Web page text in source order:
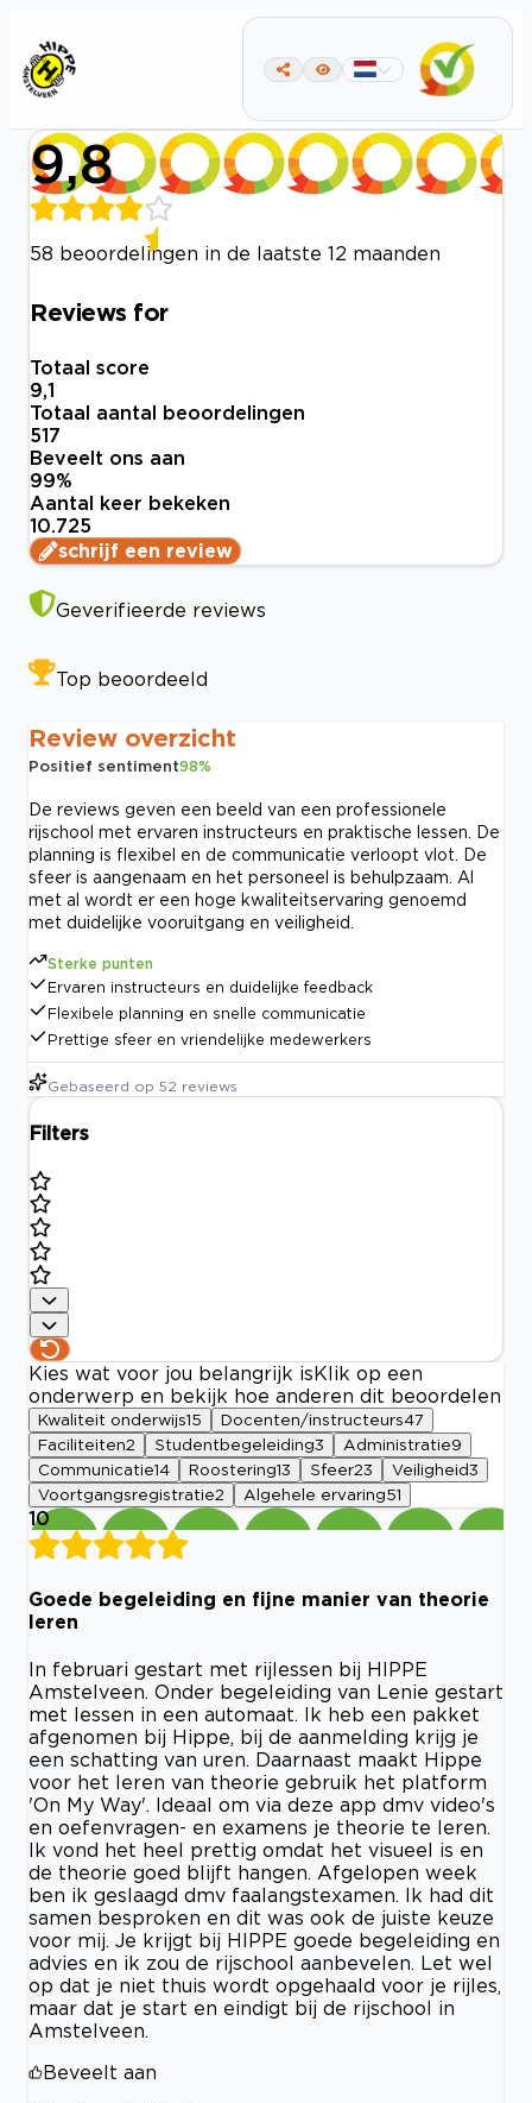
9,8
58 beoordelingen in de laatste 12 maanden
Reviews for
Totaal score
9,1
Totaal aantal beoordelingen
517
Beveelt ons aan
99%
Aantal keer bekeken
10.725
schrijf een review
Geverifieerde reviews
Top beoordeeld
Review overzicht
Positief sentiment98%
De reviews geven een beeld van een professionele
rijschool met ervaren instructeurs en praktische lessen. De
planning is flexibel en de communicatie verloopt vlot. De
sfeer is aangenaam en het personeel is behulpzaam. Al
met al wordt er een hoge kwaliteitservaring genoemd
met duidelijke vooruitgang en veiligheid.
Sterke punten
Ervaren instructeurs en duidelijke feedback
Flexibele planning en snelle communicatie
Prettige sfeer en vriendelijke medewerkers
Gebaseerd op 52 reviews
Filters
Kies wat voor jou belangrijk is Klik op een
onderwerp en bekijk hoe anderen dit beoordelen
Kwaliteit onderwijs15 Docenten/instructeurs47
Faciliteiten2 Studentbegeleiding3 Administratie9
Communicatie14 Roostering13 Sfeer23 Veiligheid3
Voortgangsregistratie2 Algehele ervaring51
10
Goede begeleiding en fijne manier van theorie
leren
In februari gestart met rijlessen bij HIPPE
Amstelveen. Onder begeleiding van Lenie gestart
met lessen in een automaat. Ik heb een pakket
afgenomen bij Hippe, bij de aanmelding krijg je
een schatting van uren. Daarnaast maakt Hippe
voor het leren van theorie gebruik het platform
'On My Way'. Ideaal om via deze app dmv video's
en oefenvragen- en examens je theorie te leren.
Ik vond het heel prettig omdat het visueel is en
de theorie goed blijft hangen. Afgelopen week
ben ik geslaagd dmv faalangstexamen. Ik had dit
samen besproken en dit was ook de juiste keuze
voor mij. Je krijgt bij HIPPE goede begeleiding en
advies en ik zou de rijschool aanbevelen. Let wel
op dat je niet thuis wordt opgehaald voor je rijles,
maar dat je start en eindigt bij de rijschool in
Amstelveen.
Beveelt aan